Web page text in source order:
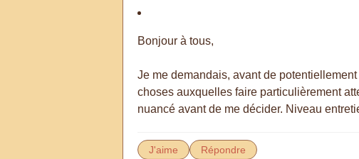
Bonjour à tous,
Je me demandais, avant de
choses auxquelles faire particulièrement
nuancé avant de me décider. Niveau
J'aime Répondre